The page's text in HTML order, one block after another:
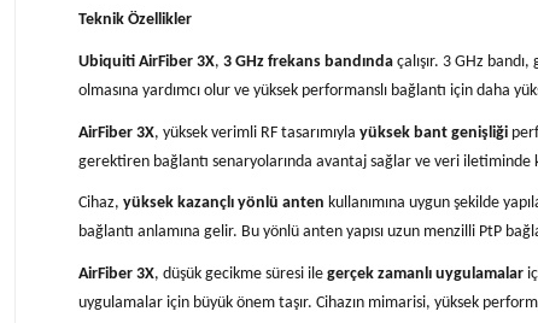
Teknik Özellikler
Ubiquiti AirFiber 3X, 3 GHz frekans bandında çalışır. 3 GHz
olmasına yardımcı olur ve yüksek performanslı bağlantı için daha
AirFiber 3X, yüksek verimli RF tasarımıyla yüksek bant genişliği
gerektiren bağlantı senaryolarında avantaj sağlar ve veri iletiminde
Cihaz, yüksek kazançlı yönlü anten kullanımına uygun şekilde
bağlantı anlamına gelir. Bu yönlü anten yapısı uzun menzilli PtP
AirFiber 3X, düşük gecikme süresi ile gerçek zamanlı uygulamalar
uygulamalar için büyük önem taşır. Cihazın mimarisi, yüksek